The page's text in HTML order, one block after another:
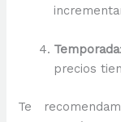
Temporada
precios
Te